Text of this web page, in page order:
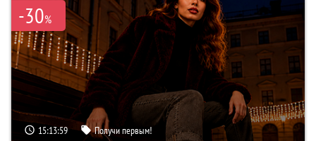
-30%
15:13:58 Получи первым!